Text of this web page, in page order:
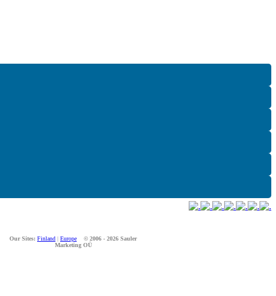
Our Sites: Finland | Europe
© 2006 - 2026 Sauler
Marketing OÜ